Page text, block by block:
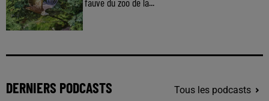
fauve du zoo de la...
DERNIERS PODCASTS Tous les podcasts